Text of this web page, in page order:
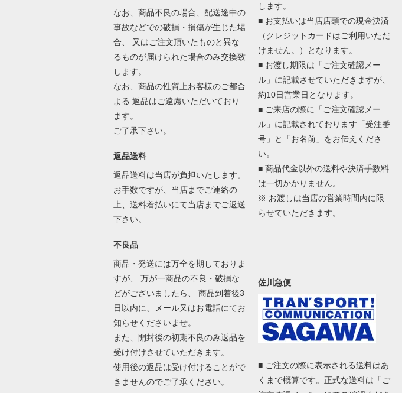
なお、商品不良の場合、配送途中の
事故などでの破損・損傷が生じた場
合、 又はご注文頂いたものと異な
るものが届けられた場合のみ交換致
します。
なお、商品の性質上お客様のご都合
よる 返品はご遠慮いただいており
ます。
ご了承下さい。
返品送料
返品送料は当店が負担いたします。
お手数ですが、当店までご連絡の
上、送料着払いにて当店までご返送
下さい。
不良品
商品・発送には万全を期しておりま
すが、 万が一商品の不良・破損な
どがございましたら、 商品到着後3
日以内に、メール又はお電話にてお
知らせくださいませ。
また、開封後の初期不良のみ返品を
受け付けさせていただきます。
使用後の返品は受け付けることがで
きませんのでご了承ください。
します。
■ お支払いは当店店頭での現金決済
（クレジットカードはご利用いただ
けません。）となります。
■ お渡し期限は「ご注文確認メー
ル」に記載させていただきますが、
約10日営業日となります。
■ ご来店の際に「ご注文確認メー
ル」に記載されております「受注番
号」と「お名前」をお伝えくださ
い。
■ 商品代金以外の送料や決済手数料
は一切かかりません。
※ お渡しは当店の営業時間内に限
らせていただきます。
佐川急便
■ ご注文の際に表示される送料はあ
くまで概算です。正式な送料は「ご